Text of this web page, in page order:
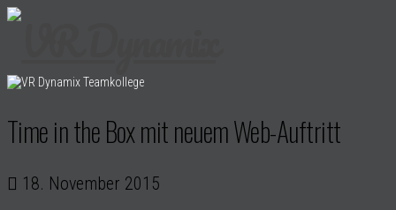
Time in the Box mit neuem Web-Auftritt
18. November 2015